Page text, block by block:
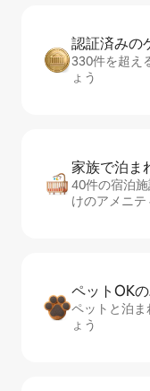
認証済みの
330件を超え
ょう
家族で泊ま
40件の宿泊
けのアメニ
ペットOK
ペットと泊
ょう